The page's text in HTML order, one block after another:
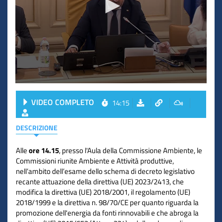
VIDEO COMPLETO 14:15
DESCRIZIONE
Alleore 14.15, presso l'Aula della Commissione Ambiente, le
Commissioni riunite Ambiente e Attività produttive,
nell’ambito dell’esame dello schema di decreto legislativo
recante attuazione della direttiva (UE) 2023/2413, che
modifica la direttiva (UE) 2018/2001, il regolamento (UE)
2018/1999 e la direttiva n. 98/70/CE per quanto riguarda la
promozione dell'energia da fonti rinnovabili e che abroga la